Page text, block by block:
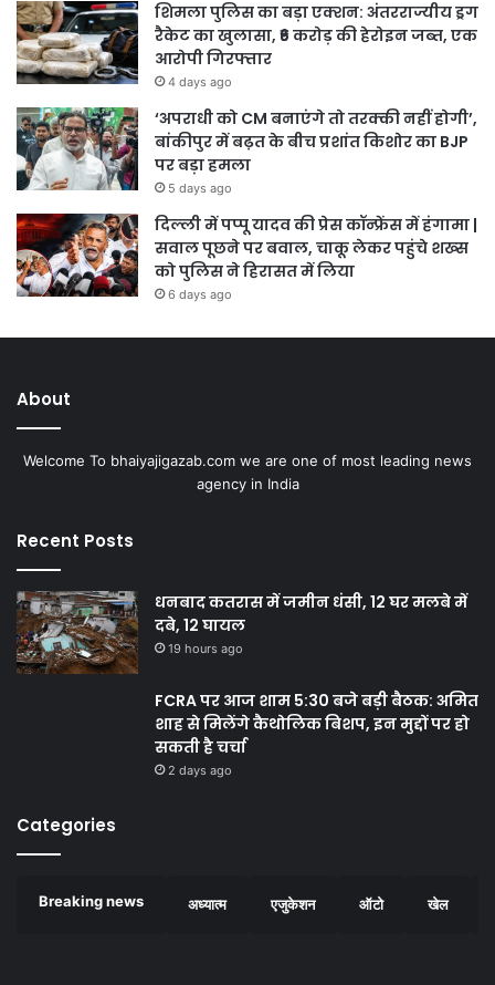
शिमला पुलिस का बड़ा एक्शन: अंतरराज्यीय ड्रग
रैकेट का खुलासा, ₹6 करोड़ की हेरोइन जब्त, एक
आरोपी गिरफ्तार
4 days ago
‘अपराधी को CM बनाएंगे तो तरक्की नहीं होगी’,
बांकीपुर में बढ़त के बीच प्रशांत किशोर का BJP
पर बड़ा हमला
5 days ago
दिल्ली में पप्पू यादव की प्रेस कॉन्फ्रेंस में हंगामा |
सवाल पूछने पर बवाल, चाकू लेकर पहुंचे शख्स
को पुलिस ने हिरासत में लिया
6 days ago
About
Welcome To bhaiyajigazab.com we are one of most leading news
agency in India
Recent Posts
धनबाद कतरास में जमीन धंसी, 12 घर मलबे में
दबे, 12 घायल
19 hours ago
FCRA पर आज शाम 5:30 बजे बड़ी बैठक: अमित
शाह से मिलेंगे कैथोलिक बिशप, इन मुद्दों पर हो
सकती है चर्चा
2 days ago
Categories
Breaking news अध्यात्म एजुकेशन ऑटो खेल